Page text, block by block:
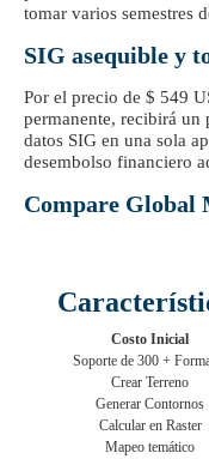
tomar varios semestres
SIG asequible y
Por el precio de $ 549
permanente, recibirá un
datos SIG en una sola
desembolso financiero
Compare Global
Costo Inicial
Soporte de 300 +
Crear Terreno
Generar Contornos
Calcular en Raster
Mapeo temático